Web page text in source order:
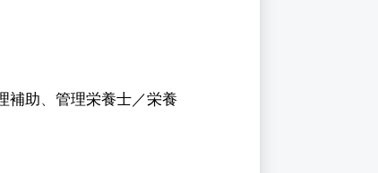
補助、 管理栄養士／栄養